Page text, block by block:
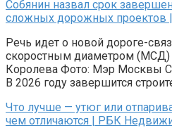
Собянин назвал срок
сложных дорожных
Речь идет о новой дороге-
скоростным диаметром (МСД)
Королева Фото: Мэр Москвы
В 2026 году завершится
Что лучше — утюг или
чем отличаются | РБК